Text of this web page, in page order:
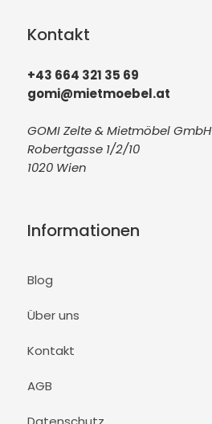
Kontakt
+43 664 321 35 69
gomi@mietmoebel.at
GOMI Zelte & Mietmöbel GmbH
Robertgasse 1/2/10
1020 Wien
Informationen
Blog
Über uns
Kontakt
AGB